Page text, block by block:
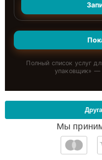
Полный список услуг
упаковщик» —
Мы